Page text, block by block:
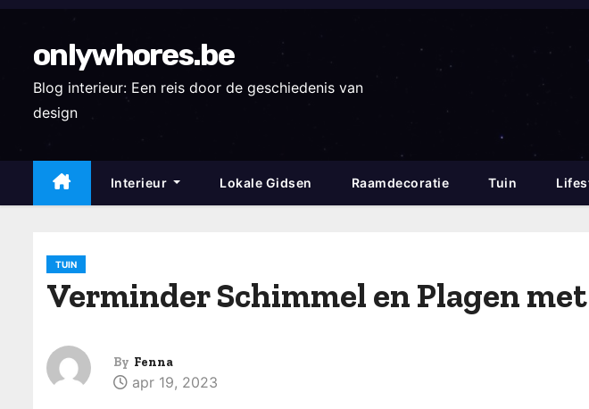
onlywhores.be
Blog interieur: Een reis door de geschiedenis van
design
Interieur Lokale Gidsen Raamdecoratie Tuin
TUIN
Verminder Schimmel en Plagen
By Fenna
apr 19, 2023